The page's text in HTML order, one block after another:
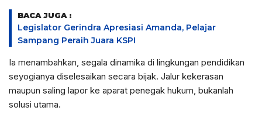
BACA JUGA :
Legislator Gerindra Apresiasi Amanda, Pelajar
Sampang Peraih Juara KSPI
Ia menambahkan, segala dinamika di lingkungan pendidikan
seyogianya diselesaikan secara bijak. Jalur kekerasan
maupun saling lapor ke aparat penegak hukum, bukanlah
solusi utama.